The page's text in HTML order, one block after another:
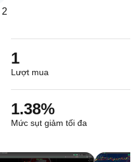
1
Lượt mua
1.38%
Mức sụt giảm tối đa